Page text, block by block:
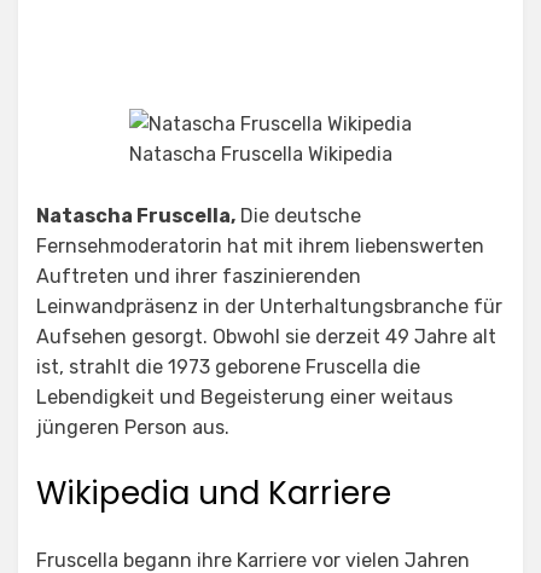
Natascha Fruscella Wikipedia
Natascha Fruscella, Die deutsche
Fernsehmoderatorin hat mit ihrem liebenswerten
Auftreten und ihrer faszinierenden
Leinwandpräsenz in der Unterhaltungsbranche für
Aufsehen gesorgt. Obwohl sie derzeit 49 Jahre alt
ist, strahlt die 1973 geborene Fruscella die
Lebendigkeit und Begeisterung einer weitaus
jüngeren Person aus.
Wikipedia und Karriere
Fruscella begann ihre Karriere vor vielen Jahren